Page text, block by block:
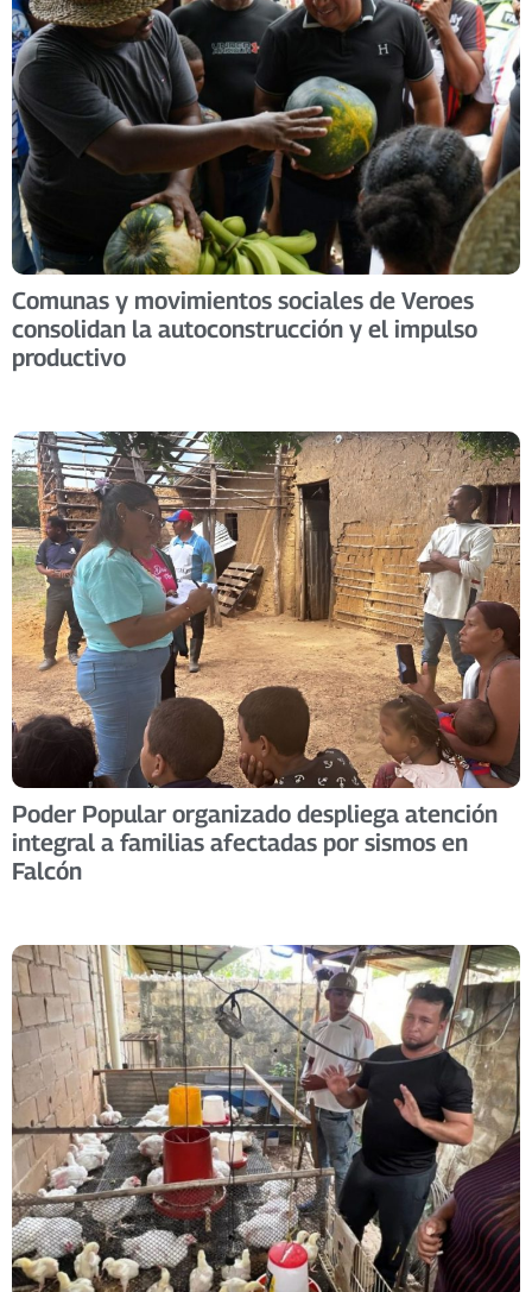
Comunas y movimientos sociales de Veroes
consolidan la autoconstrucción y el impulso
productivo
Poder Popular organizado despliega atención
integral a familias afectadas por sismos en
Falcón ​